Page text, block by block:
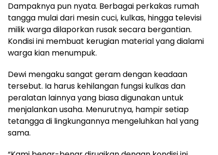
Dampaknya pun nyata. Berbagai perkakas rumah
tangga mulai dari mesin cuci, kulkas, hingga televisi
milik warga dilaporkan rusak secara bergantian.
Kondisi ini membuat kerugian material yang dialami
warga kian menumpuk.
Dewi mengaku sangat geram dengan keadaan
tersebut. Ia harus kehilangan fungsi kulkas dan
peralatan lainnya yang biasa digunakan untuk
menjalankan usaha. Menurutnya, hampir setiap
tetangga di lingkungannya mengeluhkan hal yang
sama.